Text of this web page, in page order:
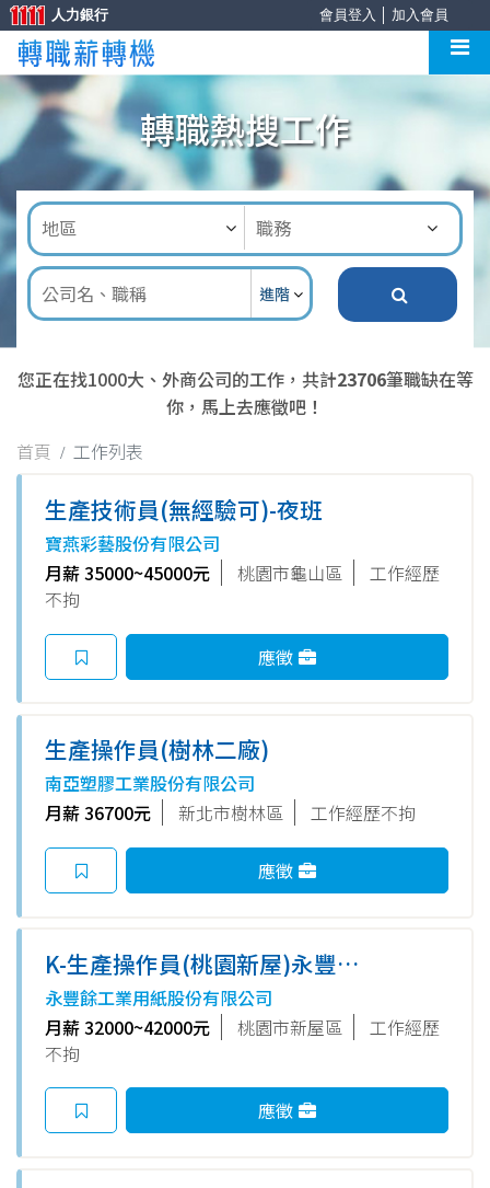
會員登入 加入會員
人力銀行
轉職熱搜工作
進階
您正在找1000大、外商公司的工作，共計23706筆職缺在等
你，馬上去應徵吧！
首頁
工作列表
生產技術員(無經驗可)-夜班
寶燕彩藝股份有限公司
月薪 35000~45000元
桃園市龜山區
工作經歷
不拘
應徵
生產操作員(樹林二廠)
南亞塑膠工業股份有限公司
月薪 36700元
新北市樹林區 工作經歷不拘
應徵
K-生產操作員(桃園新屋)永豐餘
工業用紙-留任獎金$16,000元
永豐餘工業用紙股份有限公司
月薪 32000~42000元
桃園市新屋區
工作經歷
不拘
應徵